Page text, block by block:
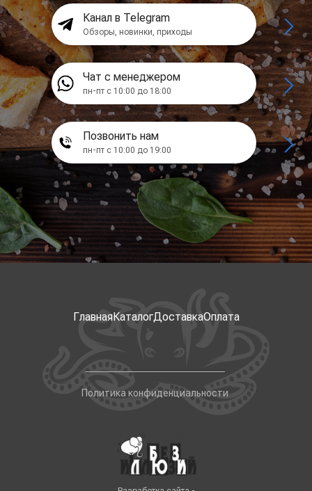
Канал в Telegram
Обзоры, новинки, приходы
Чат с менеджером
пн-пт с 10:00 до 18:00
Позвонить нам
пн-пт с 10:00 до 19:00
ГлавнаяКаталогДоставкаОплата
Политика конфиденциальности